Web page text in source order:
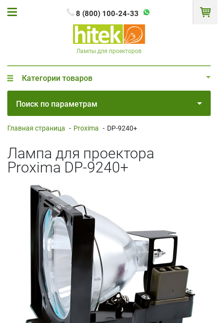
8 (800) 100-24-33
Лампы для проекторов
Категории товаров
Поиск по параметрам
Главная страница - Proxima - DP-9240+
Лампа для проектора
Proxima DP-9240+